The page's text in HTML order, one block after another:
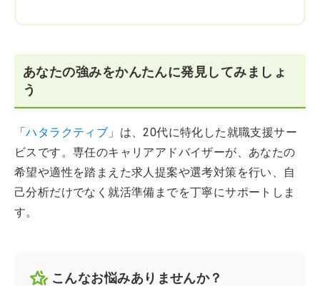
あなたの強みをかんたんに発見してみましょ
う
「ハタラクティブ 」は、20代に特化した就職支援サー
ビスです。専任のキャリアアドバイザーが、あなたの
希望や適性を踏まえた求人提案や選考対策を行い、自
己分析だけでなく就活準備までを丁寧にサポートしま
す。
こんなお悩みありませんか？